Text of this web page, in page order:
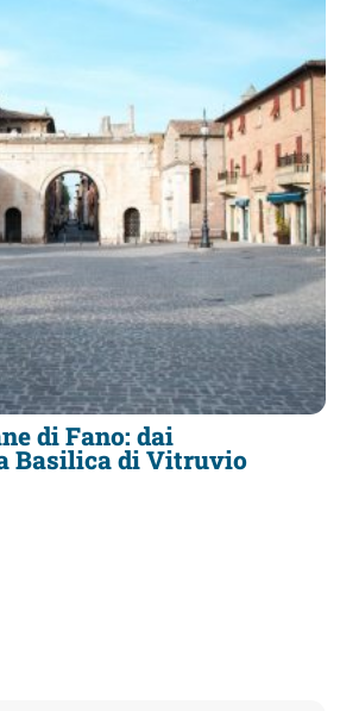
di Fano: dai
Basilica di Vitruvio